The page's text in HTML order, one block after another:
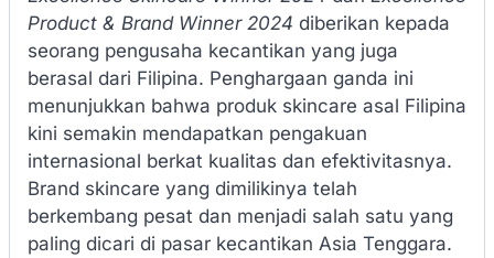
Product & Brand Winner 2024 diberikan kepada
seorang pengusaha kecantikan yang juga
berasal dari Filipina. Penghargaan ganda ini
menunjukkan bahwa produk skincare asal Filipina
kini semakin mendapatkan pengakuan
internasional berkat kualitas dan efektivitasnya.
Brand skincare yang dimilikinya telah
berkembang pesat dan menjadi salah satu yang
paling dicari di pasar kecantikan Asia Tenggara.